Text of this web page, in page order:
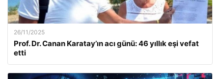
26/11/2025
Prof. Dr. Canan Karatay’ın acı günü: 46 yıllık eşi vefat
etti